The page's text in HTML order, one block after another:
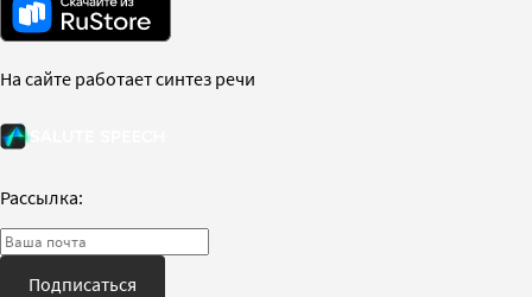
На сайте работает синтез речи
Рассылка:
Подписаться